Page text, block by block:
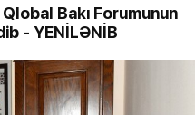
Bakı Forumunun
- YENİLƏNİB